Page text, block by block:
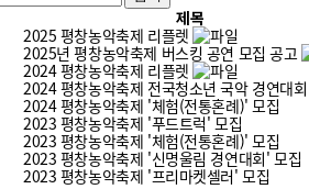
제목
2025 평창농악축제 리플렛
2025년 평창농악축제 버스킹 공연 모집 공고
2024 평창농악축제 리플렛
2024 평창농악축제 전국청소년 국악 경연대
2024 평창농악축제 '체험(전통혼례)' 모집
2023 평창농악축제 '푸드트럭' 모집
2023 평창농악축제 '체험(전통혼례)' 모집
2023 평창농악축제 '신명울림 경연대회' 모집
2023 평창농악축제 '프리마켓셀러' 모집